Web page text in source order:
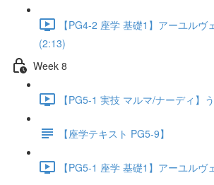
【PG4-2 座学 基礎1】アーユルヴ
(2:13)
Week 8
【PG5-1 実技 マルマ/ナーディ】
【座学テキスト PG5-9】
【PG5-1 座学 基礎1】アーユル